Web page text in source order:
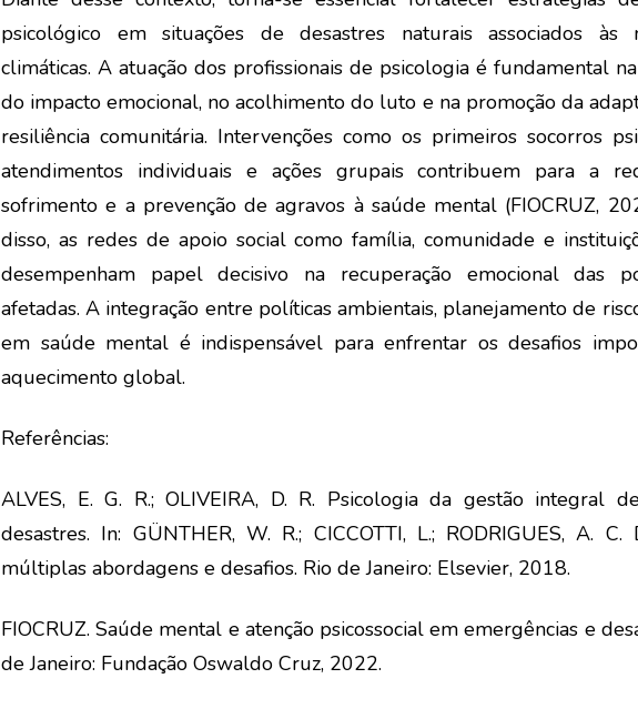
psicológico em situações de desastres naturais associados às
climáticas. A atuação dos profissionais de psicologia é fundamental
do impacto emocional, no acolhimento do luto e na promoção da
resiliência comunitária. Intervenções como os primeiros socorros
atendimentos individuais e ações grupais contribuem para a
sofrimento e a prevenção de agravos à saúde mental (FIOCRUZ,
disso, as redes de apoio social como família, comunidade e
desempenham papel decisivo na recuperação emocional das
afetadas. A integração entre políticas ambientais, planejamento de
em saúde mental é indispensável para enfrentar os desafios
aquecimento global.
Referências:
ALVES, E. G. R.; OLIVEIRA, D. R. Psicologia da gestão integral
desastres. In: GÜNTHER, W. R.; CICCOTTI, L.; RODRIGUES, A. C.
múltiplas abordagens e desafios. Rio de Janeiro: Elsevier, 2018.
FIOCRUZ. Saúde mental e atenção psicossocial em emergências e
de Janeiro: Fundação Oswaldo Cruz, 2022.